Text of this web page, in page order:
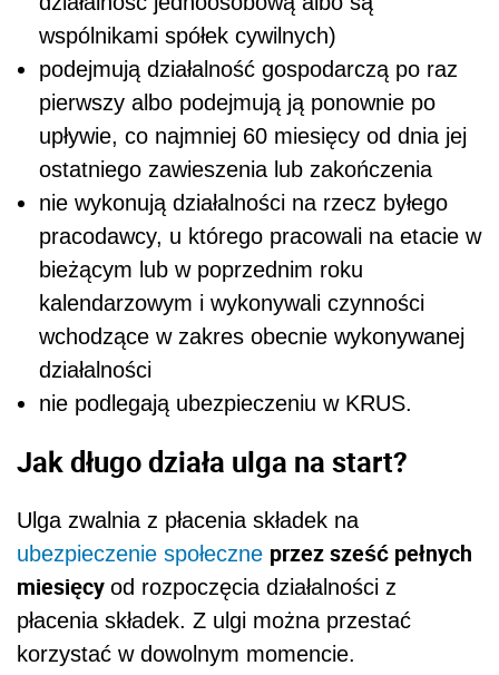
wspólnikami spółek cywilnych)
podejmują działalność gospodarczą po raz
pierwszy albo podejmują ją ponownie po
upływie, co najmniej 60 miesięcy od dnia jej
ostatniego zawieszenia lub zakończenia
nie wykonują działalności na rzecz byłego
pracodawcy, u którego pracowali na etacie w
bieżącym lub w poprzednim roku
kalendarzowym i wykonywali czynności
wchodzące w zakres obecnie wykonywanej
działalności
nie podlegają ubezpieczeniu w KRUS.
Jak długo działa ulga na start?
Ulga zwalnia z płacenia składek na
ubezpieczenie społeczne przez sześć pełnych
miesięcy od rozpoczęcia działalności z
płacenia składek. Z ulgi można przestać
korzystać w dowolnym momencie.